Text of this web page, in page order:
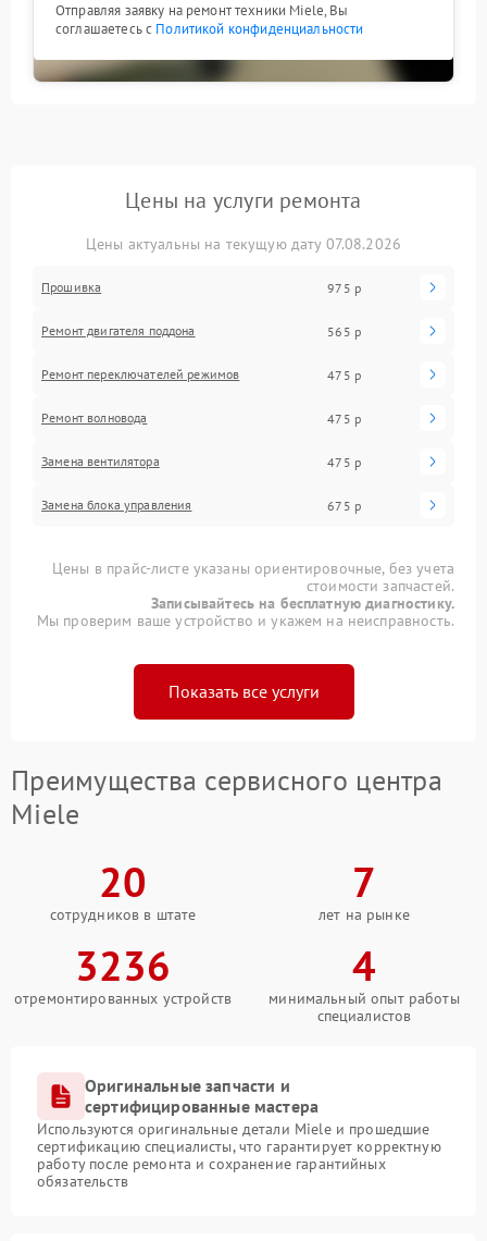
Отправляя заявку на ремонт техники Miele, Вы
соглашаетесь с Политикой конфиденциальности
Цены на услуги ремонта
Цены актуальны на текущую дату 07.08.2026
Прошивка 975 р
Ремонт двигателя поддона 565 р
Ремонт переключателей режимов 475 р
Ремонт волновода 475 р
Замена вентилятора 475 р
Замена блока управления 675 р
Цены в прайс-листе указаны ориентировочные, без учета
стоимости запчастей.
Записывайтесь на бесплатную диагностику.
Мы проверим ваше устройство и укажем на неисправность.
Показать все услуги
Преимущества сервисного центра
Miele
20
сотрудников в штате
7
лет на рынке
3236
отремонтированных устройств
4
минимальный опыт работы
специалистов
Оригинальные запчасти и
сертифицированные мастера
Используются оригинальные детали Miele и прошедшие
сертификацию специалисты, что гарантирует корректную
работу после ремонта и сохранение гарантийных
обязательств